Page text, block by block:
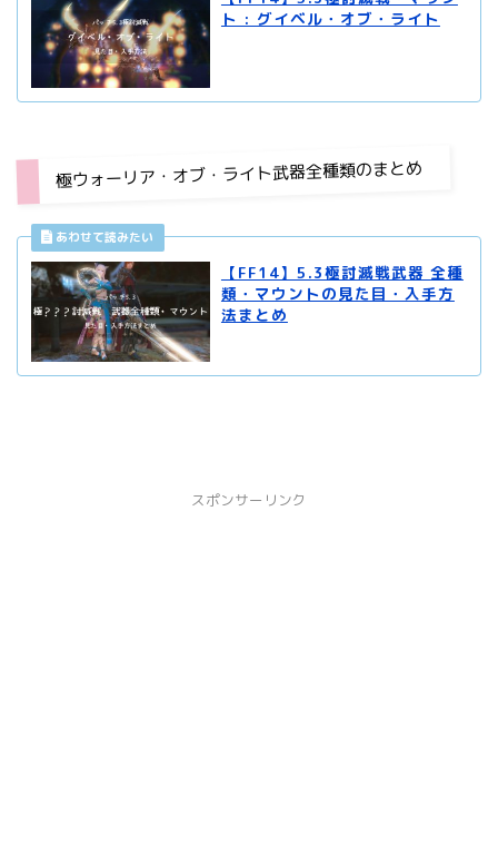
ト : グイベル・オブ・ライト
極ウォーリア・オブ・ライト武器全種類のまとめ
【FF14】5.3極討滅戦武器 全種
類・マウントの見た目・入手方
法まとめ
スポンサーリンク